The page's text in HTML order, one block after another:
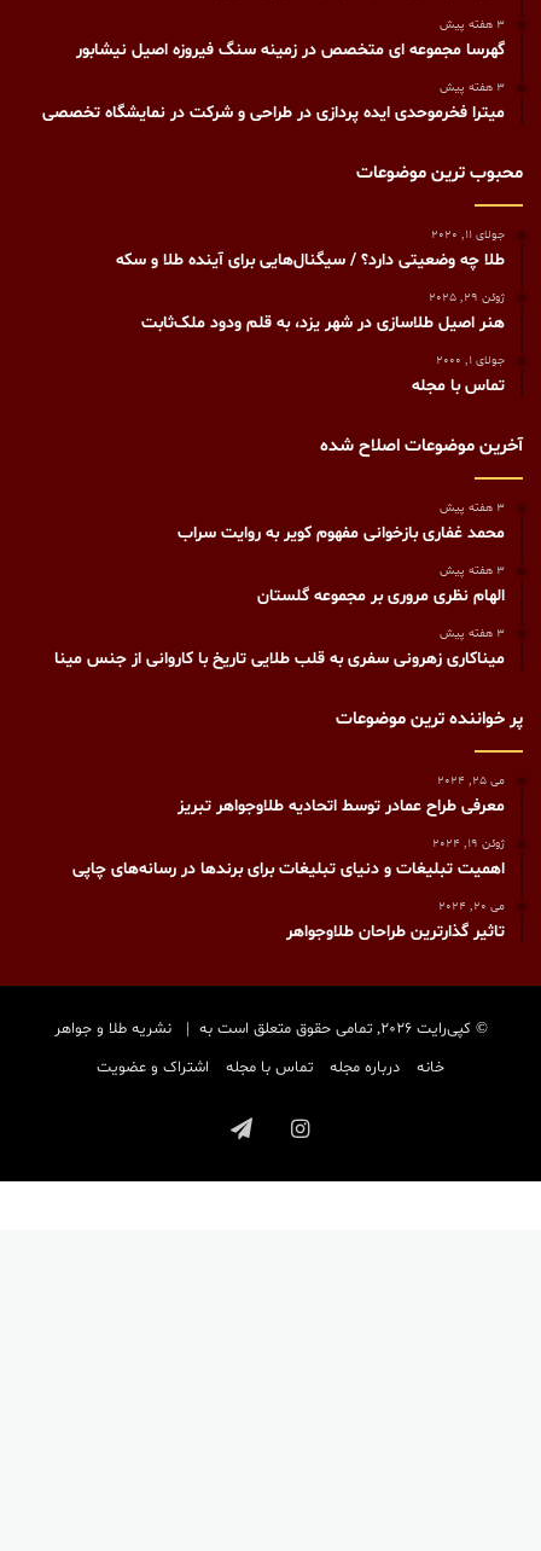
3 هفته پیش
گهرسا مجموعه ای متخصص در زمینه سنگ فیروزه اصیل نیشابور
3 هفته پیش
میترا فخرموحدی ایده پردازی در طراحی و شرکت در نمایشگاه تخصصی
محبوب ترین موضوعات
جولای 11, 2020
طلا چه وضعیتی دارد؟ / سیگنال‌هایی برای آینده طلا و سکه
ژوئن 29, 2025
هنر اصیل طلاسازی در شهر یزد، به قلم ودود ملک‌ثابت
جولای 1, 2000
تماس با مجله
آخرین موضوعات اصلاح شده
3 هفته پیش
محمد غفاری بازخوانی مفهوم کویر به روایت سراب
3 هفته پیش
الهام نظری مروری بر مجموعه گلستان
3 هفته پیش
میناکاری زهرونی سفری به قلب طلایی تاریخ با کاروانی از جنس مینا
پر خواننده ترین موضوعات
می 25, 2024
معرفی طراح عمادر توسط اتحادیه طلاوجواهر تبریز
ژوئن 19, 2024
اهمیت تبلیغات و دنیای تبلیغات برای برندها در رسانه‌های چاپی
می 20, 2024
تاثیر گذارترین طراحان طلاوجواهر
© کپی‌رایت 2026, تمامی حقوق متعلق است به |
نشریه طلا و جواهر
خانه
درباره مجله تماس با مجله اشتراک و عضویت
اینستاگرامتلگرام